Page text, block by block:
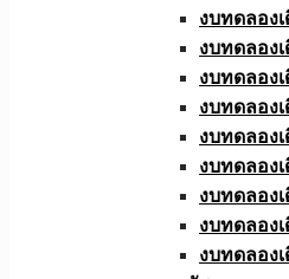
งบทดลอง
งบทดลอง
งบทดลอง
งบทดลอง
งบทดลอง
งบทดลอง
งบทดลอง
งบทดลอง
งบทดลอง